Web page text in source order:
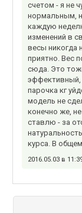
счетом - я не
нормальным,
каждую
изменений в
весы никогда
приятно. Вес
сюда. Это
эффективный,
парочка кг
модель не
конечно же,
ставлю - за
курса. В
2016.05.03 в